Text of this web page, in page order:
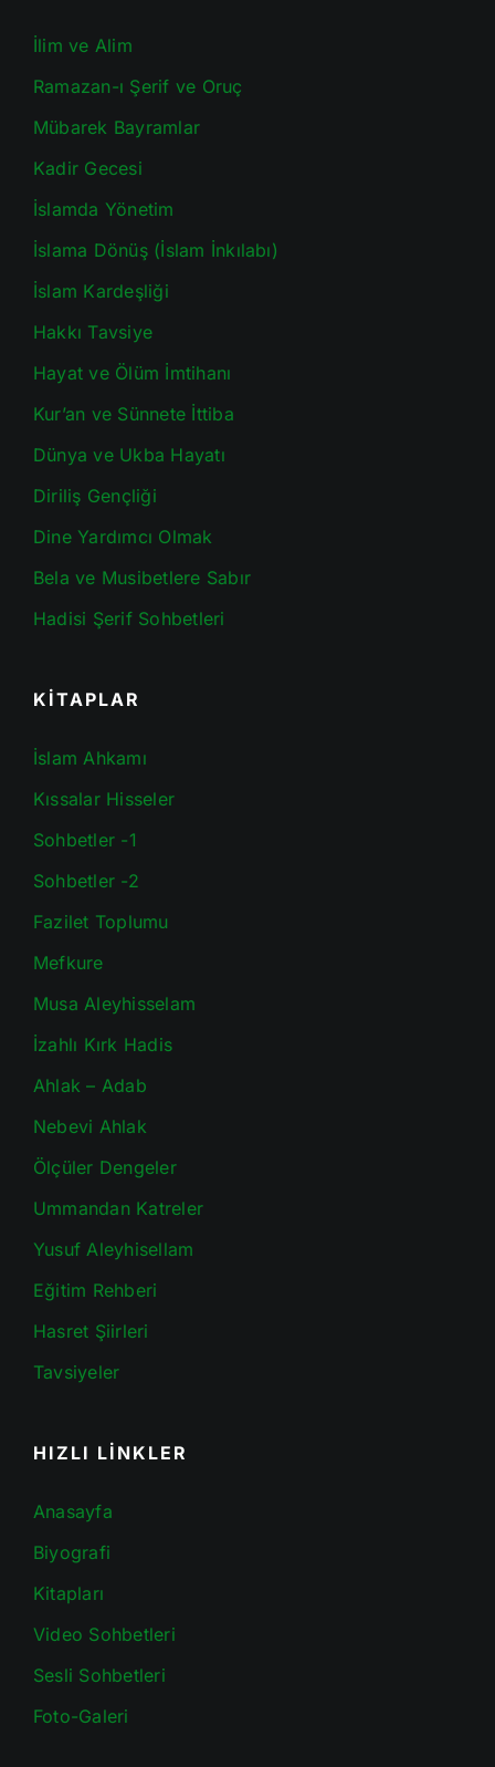
İlim ve Alim
Ramazan-ı Şerif ve Oruç
Mübarek Bayramlar
Kadir Gecesi
İslamda Yönetim
İslama Dönüş (İslam İnkılabı)
İslam Kardeşliği
Hakkı Tavsiye
Hayat ve Ölüm İmtihanı
Kur’an ve Sünnete İttiba
Dünya ve Ukba Hayatı
Diriliş Gençliği
Dine Yardımcı Olmak
Bela ve Musibetlere Sabır
Hadisi Şerif Sohbetleri
KİTAPLAR
İslam Ahkamı
Kıssalar Hisseler
Sohbetler -1
Sohbetler -2
Fazilet Toplumu
Mefkure
Musa Aleyhisselam
İzahlı Kırk Hadis
Ahlak – Adab
Nebevi Ahlak
Ölçüler Dengeler
Ummandan Katreler
Yusuf Aleyhisellam
Eğitim Rehberi
Hasret Şiirleri
Tavsiyeler
HIZLI LİNKLER
Anasayfa
Biyografi
Kitapları
Video Sohbetleri
Sesli Sohbetleri
Foto-Galeri